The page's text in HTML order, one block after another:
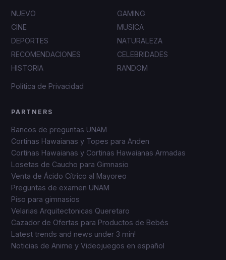
NUEVO
GAMING
CINE
MUSICA
DEPORTES
NATURALEZA
RECOMENDACIONES
CELEBRIDADES
HISTORIA
RANDOM
Política de Privacidad
PARTNERS
Bancos de preguntas UNAM
Cortinas Hawaianas y Topes para Anden
Cortinas Hawaianas y Cortinas Hawaianas Armadas
Losetas de Caucho para Gimnasio
Venta de Ácido Cítrico al Mayoreo
Preguntas de examen UNAM
Piso para gimnasios
Velarias Arquitectonicas Queretaro
Cazador de Ofertas para Productos de Bebés
Latest trends and news under 3 min!
Noticias de Anime y Videojuegos en español